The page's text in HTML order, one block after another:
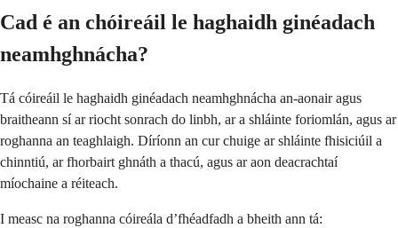
Cad é an chóireáil le haghaidh ginéadach
neamhghnácha?
Tá cóireáil le haghaidh ginéadach neamhghnácha an-aonair agus
braitheann sí ar riocht sonrach do linbh, ar a shláinte foriomlán, agus ar
roghanna an teaghlaigh. Díríonn an cur chuige ar shláinte fhisiciúil a
chinntiú, ar fhorbairt ghnáth a thacú, agus ar aon deacrachtaí
míochaine a réiteach.
I measc na roghanna cóireála d’fhéadfadh a bheith ann tá: